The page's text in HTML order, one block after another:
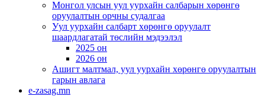
Монгол улсын уул уурхайн салбарын хөрөнгө
оруулалтын орчны судалгаа
Уул уурхайн салбарт хөрөнгө оруулалт
шаардлагатай төслийн мэдээлэл
2025 он
2026 он
Ашигт малтмал, уул уурхайн хөрөнгө оруулалтын
гарын авлага
e-zasag.mn